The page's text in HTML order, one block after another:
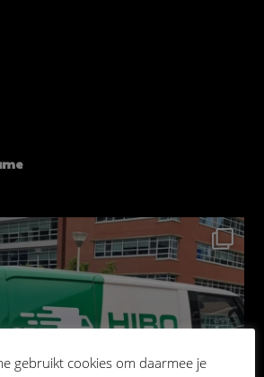
gebruikt cookies om daarmee je